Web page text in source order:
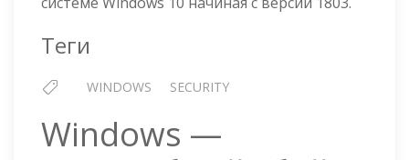
—
Теги
WINDOWS SECURITY
Windows —